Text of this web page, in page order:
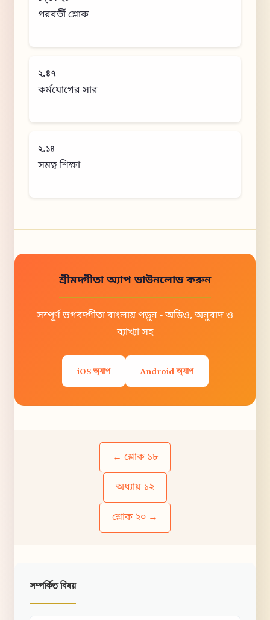
পরবর্তী শ্লোক
২.৪৭
কর্মযোগের সার
২.১৪
সমত্ব শিক্ষা
শ্রীমদ্গীতা অ্যাপ ডাউনলোড করুন
সম্পূর্ণ ভগবদ্গীতা বাংলায় পড়ুন - অডিও, অনুবাদ ও
ব্যাখ্যা সহ
iOS অ্যাপ Android অ্যাপ
← শ্লোক ১৮
অধ্যায় ১২
শ্লোক ২০ →
সম্পর্কিত বিষয়